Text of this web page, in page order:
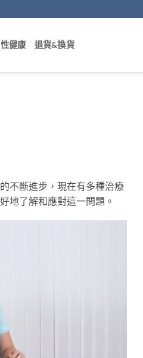
健康 退貨&換貨
不斷進步，現在有多種治療
地了解和應對這一問題。